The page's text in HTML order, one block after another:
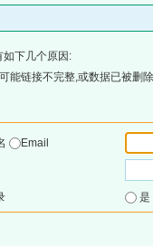
如下几个原因:
能链接不完整,或数据已被删
Email